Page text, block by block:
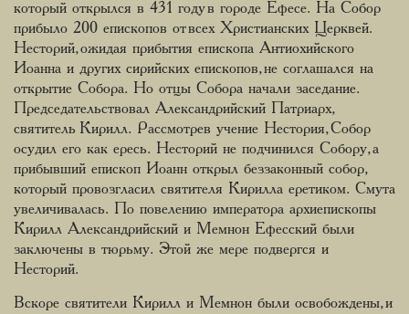
который открылся в 431 году в городе Ефесе. На Собор
прибыло 200 епископов от всех Христианских Церквей.
Несторий, ожидая прибытия епископа Антиохийского
Иоанна и других сирийских епископов, не соглашался на
открытие Собора. Но отцы Собора начали заседание.
Председательствовал Александрийский Патриарх,
святитель Кирилл. Рассмотрев учение Нестория, Собор
осудил его как ересь. Несторий не подчинился Собору, а
прибывший епископ Иоанн открыл беззаконный собор,
который провозгласил святителя Кирилла еретиком. Смута
увеличивалась. По повелению императора архиепископы
Кирилл Александрийский и Мемнон Ефесский были
заключены в тюрьму. Этой же мере подвергся и
Несторий.
Вскоре святители Кирилл и Мемнон были освобождены, и